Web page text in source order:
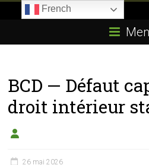
E85.com
passion
du
boîtier
éthanol
BCD — Défaut
droit intérieur
26 mai 2026
French